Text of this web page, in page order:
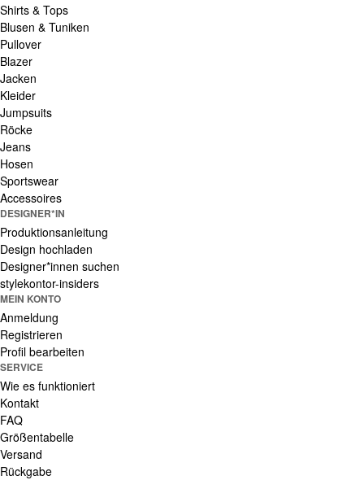
Shirts & Tops
Blusen & Tuniken
Pullover
Blazer
Jacken
Kleider
Jumpsuits
Röcke
Jeans
Hosen
Sportswear
Accessoires
DESIGNER*IN
Produktionsanleitung
Design hochladen
Designer*innen suchen
stylekontor-insiders
MEIN KONTO
Anmeldung
Registrieren
Profil bearbeiten
SERVICE
Wie es funktioniert
Kontakt
FAQ
Größentabelle
Versand
Rückgabe